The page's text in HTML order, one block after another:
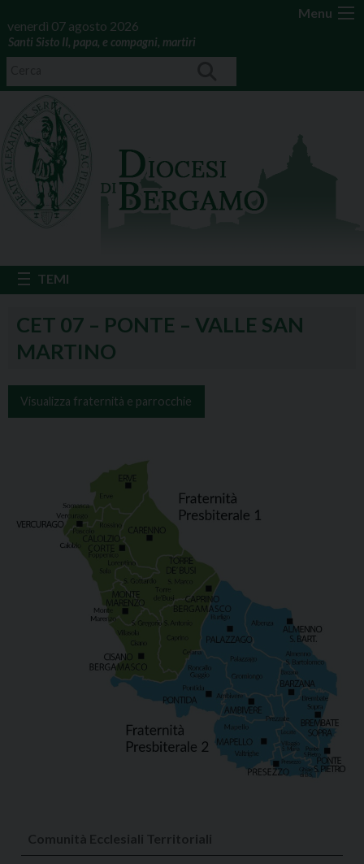
Menu
venerdì 07 agosto 2026
Santi Sisto II, papa, e compagni, martiri
CET 07 – PONTE – VALLE SAN
MARTINO
Visualizza fraternità e parrocchie
Comunità Ecclesiali Territoriali